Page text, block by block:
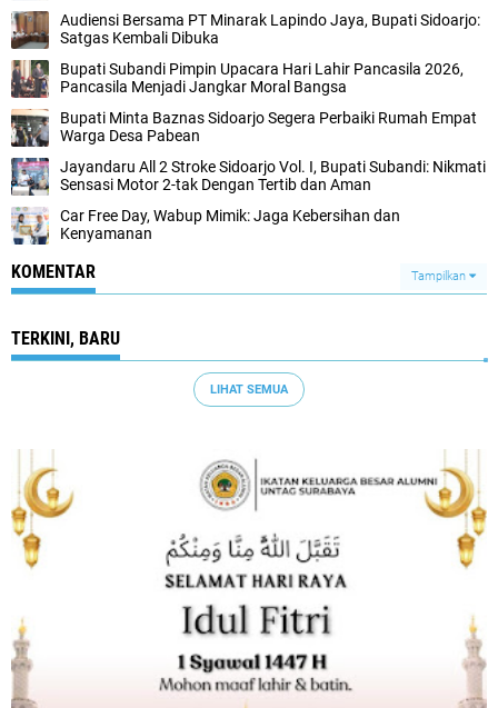
Audiensi Bersama PT Minarak Lapindo Jaya, Bupati Sidoarjo:
Satgas Kembali Dibuka
Bupati Subandi Pimpin Upacara Hari Lahir Pancasila 2026,
Pancasila Menjadi Jangkar Moral Bangsa
Bupati Minta Baznas Sidoarjo Segera Perbaiki Rumah Empat
Warga Desa Pabean
Jayandaru All 2 Stroke Sidoarjo Vol. I, Bupati Subandi: Nikmati
Sensasi Motor 2-tak Dengan Tertib dan Aman
Car Free Day, Wabup Mimik: Jaga Kebersihan dan
Kenyamanan
KOMENTAR Tampilkan
TERKINI, BARU
LIHAT SEMUA